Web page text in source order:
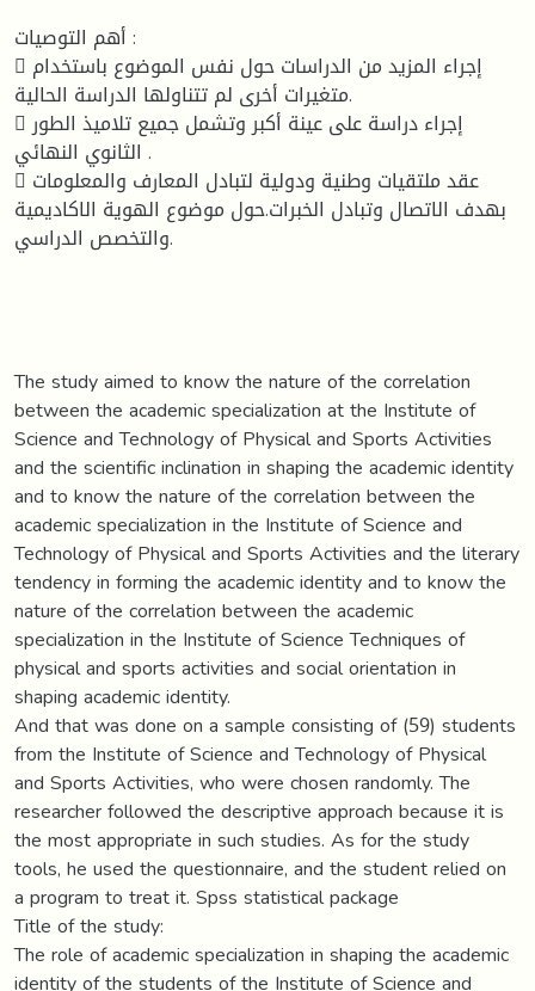
أهم التوصيات :
 إجراء المزيد من الدراسات حول نفس الموضوع باستخدام
متغيرات أخرى لم تتناولها الدراسة الحالية.
 إجراء دراسة على عينة أكبر وتشمل جميع تلاميذ الطور
الثانوي النهائي .
 عقد ملتقيات وطنية ودولية لتبادل المعارف والمعلومات
بهدف الاتصال وتبادل الخبرات.حول موضوع الهوية الاكاديمية
والتخصص الدراسي.
The study aimed to know the nature of the correlation
between the academic specialization at the Institute of
Science and Technology of Physical and Sports Activities
and the scientific inclination in shaping the academic identity
and to know the nature of the correlation between the
academic specialization in the Institute of Science and
Technology of Physical and Sports Activities and the literary
tendency in forming the academic identity and to know the
nature of the correlation between the academic
specialization in the Institute of Science Techniques of
physical and sports activities and social orientation in
shaping academic identity.
And that was done on a sample consisting of (59) students
from the Institute of Science and Technology of Physical
and Sports Activities, who were chosen randomly. The
researcher followed the descriptive approach because it is
the most appropriate in such studies. As for the study
tools, he used the questionnaire, and the student relied on
a program to treat it. Spss statistical package
Title of the study:
The role of academic specialization in shaping the academic
identity of the students of the Institute of Science and